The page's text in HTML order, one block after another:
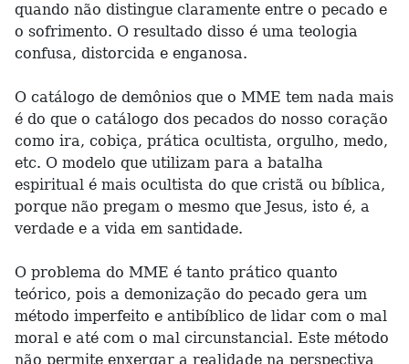
quando não distingue claramente entre o pecado e
o sofrimento. O resultado disso é uma teologia
confusa, distorcida e enganosa.
O catálogo de demônios que o MME tem nada mais
é do que o catálogo dos pecados do nosso coração
como ira, cobiça, prática ocultista, orgulho, medo,
etc. O modelo que utilizam para a batalha
espiritual é mais ocultista do que cristã ou bíblica,
porque não pregam o mesmo que Jesus, isto é, a
verdade e a vida em santidade.
O problema do MME é tanto prático quanto
teórico, pois a demonização do pecado gera um
método imperfeito e antibíblico de lidar com o mal
moral e até com o mal circunstancial. Este método
não permite enxergar a realidade na perspectiva